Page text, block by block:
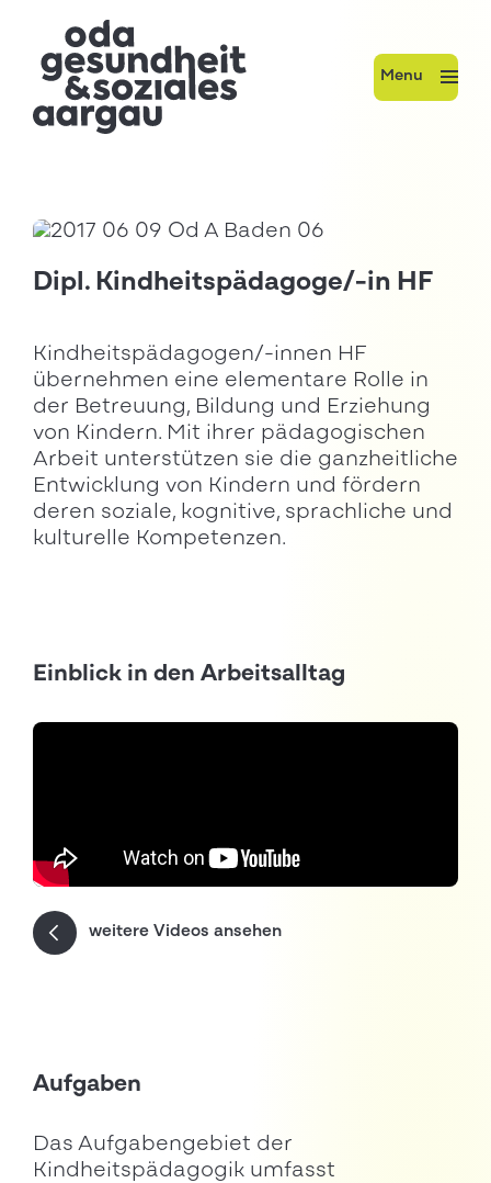
Menu
Dipl. Kindheitspädagoge/-in HF
Kindheitspädagogen/-innen HF
übernehmen eine elementare Rolle in
der Betreuung, Bildung und Erziehung
von Kindern. Mit ihrer pädagogischen
Arbeit unterstützen sie die ganzheitliche
Entwicklung von Kindern und fördern
deren soziale, kognitive, sprachliche und
kulturelle Kompetenzen.
Einblick in den Arbeitsalltag
weitere Videos ansehen
Aufgaben
Das Aufgabengebiet der
Kindheitspädagogik umfasst